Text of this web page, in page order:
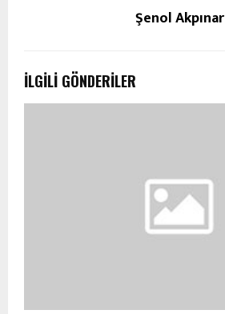
Şenol Akpınar
İLGILI GÖNDERILER